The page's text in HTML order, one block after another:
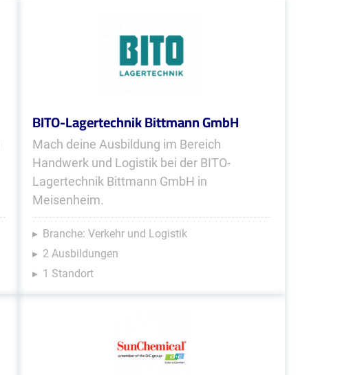
BITO-Lagertechnik Bittmann GmbH
Mach deine Ausbildung im Bereich
Handwerk und Logistik bei der BITO-
Lagertechnik Bittmann GmbH in
Meisenheim.
Branche: Verkehr und Logistik
2 Ausbildungen
1 Standort